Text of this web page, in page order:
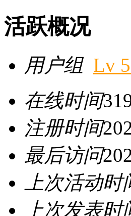
活跃概况
用户组 Lv
在线时间
注册时间
最后访问
上次活动时
上次发表时